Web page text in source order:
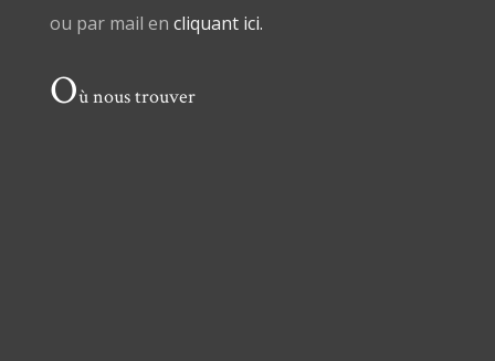
ou par mail en cliquant ici.
Où nous trouver